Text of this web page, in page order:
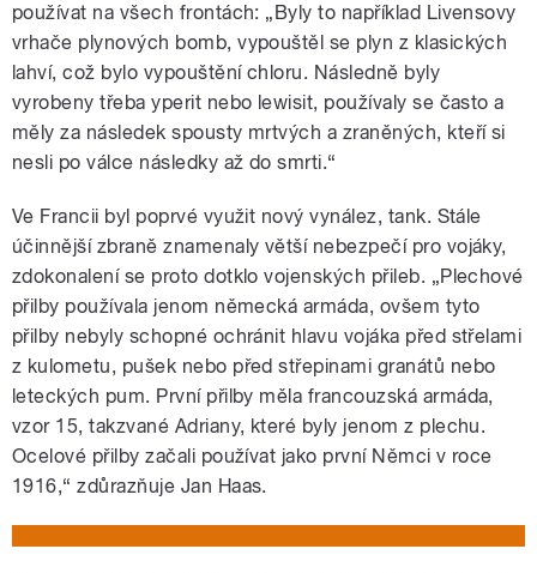
používat na všech frontách: „Byly to například Livensovy
vrhače plynových bomb, vypouštěl se plyn z klasických
lahví, což bylo vypouštění chloru. Následně byly
vyrobeny třeba yperit nebo lewisit, používaly se často a
měly za následek spousty mrtvých a zraněných, kteří si
nesli po válce následky až do smrti.“
Ve Francii byl poprvé využit nový vynález, tank. Stále
účinnější zbraně znamenaly větší nebezpečí pro vojáky,
zdokonalení se proto dotklo vojenských přileb. „Plechové
přilby používala jenom německá armáda, ovšem tyto
přilby nebyly schopné ochránit hlavu vojáka před střelami
z kulometu, pušek nebo před střepinami granátů nebo
leteckých pum. První přilby měla francouzská armáda,
vzor 15, takzvané Adriany, které byly jenom z plechu.
Ocelové přilby začali používat jako první Němci v roce
1916,“ zdůrazňuje Jan Haas.